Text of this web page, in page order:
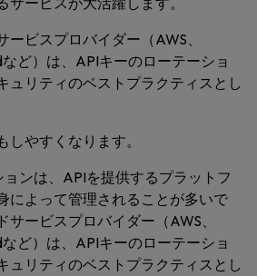
ービスプロバイダー（AWS、
ど）は、APIキーのローテーショ
ュリティのベストプラクティスとし
しやすくなります。
ンは、APIを提供するプラットフ
によって管理されることが多いで
ービスプロバイダー（AWS、
ど）は、APIキーのローテーショ
ュリティのベストプラクティスとし